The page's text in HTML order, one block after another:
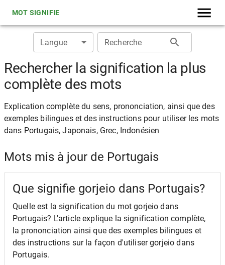
MOT SIGNIFIE
Langue Recherche
Rechercher la signification la plus
complète des mots
Explication complète du sens, prononciation, ainsi que des
exemples bilingues et des instructions pour utiliser les mots
dans Portugais, Japonais, Grec, Indonésien
Mots mis à jour de Portugais
Que signifie gorjeio dans Portugais?
Quelle est la signification du mot gorjeio dans
Portugais? L'article explique la signification complète,
la prononciation ainsi que des exemples bilingues et
des instructions sur la façon d'utiliser gorjeio dans
Portugais.